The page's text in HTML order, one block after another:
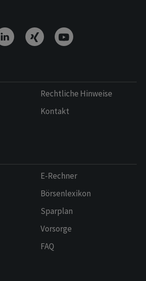
Rechtliche Hinweise
Kontakt
E-Rechner
Börsenlexikon
Sparplan
Vorsorge
FAQ